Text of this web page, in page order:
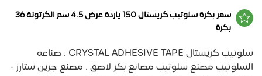
سعر بكرة سلوتيب كريستال 150 ياردة عرض 4.5 سم الكرتونة 36
بكرة
سلوتيب كريستال CRYSTAL ADHESIVE TAPE . صناعه
السلوتيب مصنع سلوتيب مصانع بكر لاصق . مصنع جرين ستارز -